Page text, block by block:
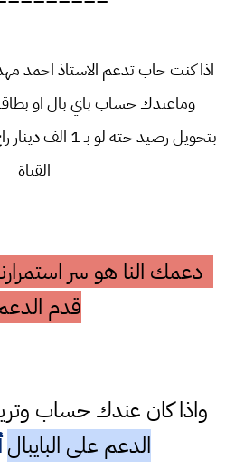
اذا كنت حاب تدعم الاستاذ احمد
وماعندك حساب باي بال او
بتحويل رصيد حته
القناة
دعمك النا هو سر
قدم
واذا كان عندك حساب
الدعم على البايبال